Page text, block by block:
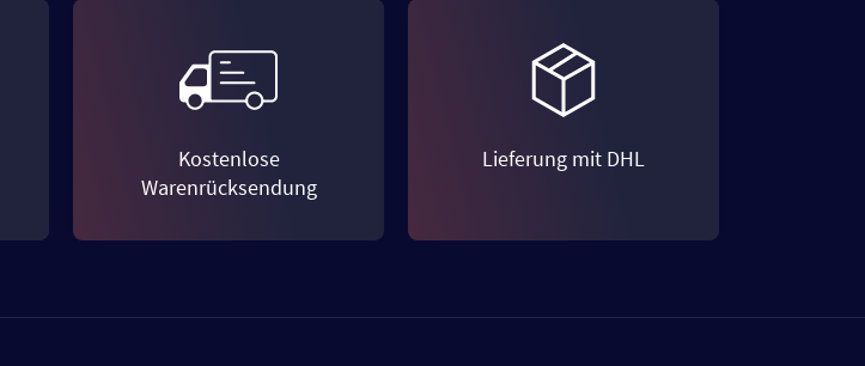
Kostenlose
Warenrücksendung
Lieferung mit DHL